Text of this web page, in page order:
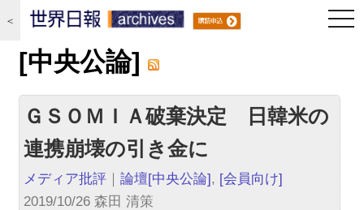
＜
[中央公論]
ＧＳＯＭＩＡ破棄決定 日韓米の
連携崩壊の引き金に
メディア批評 ｜論壇[中央公論], [会員向け]
2019/10/26 森田 清策